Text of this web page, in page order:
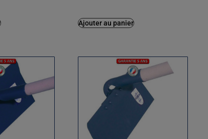
Ajouter au panier